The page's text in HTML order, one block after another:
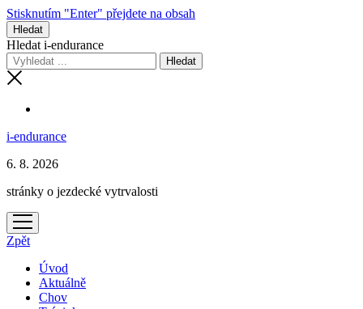
Stisknutím "Enter" přejdete na obsah
Hledat
Hledat i-endurance
i-endurance
6. 8. 2026
stránky o jezdecké vytrvalosti
otevřít
menu
Zpět
Úvod
Aktuálně
Chov